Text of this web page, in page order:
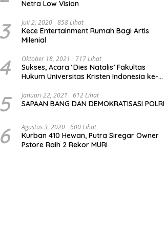
Netra Low Vision
3 Juli 2, 2020 858 Lihat
Kece Entertainment Rumah Bagi Artis
Milenial
4 Oktober 18, 2021 717 Lihat
Sukses, Acara ‘Dies Natalis’ Fakultas
Hukum Universitas Kristen Indonesia ke-
5 Januari 22, 2021 612 Lihat
SAPAAN BANG DAN DEMOKRATISASI POLRI
6 Agustus 3, 2020 600 Lihat
Kurban 410 Hewan, Putra Siregar Owner
Pstore Raih 2 Rekor MURI